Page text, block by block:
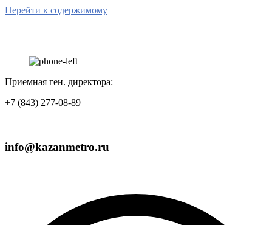
Перейти к содержимому
Приемная ген. директора:
+7 (843) 277-08-89
info@kazanmetro.ru